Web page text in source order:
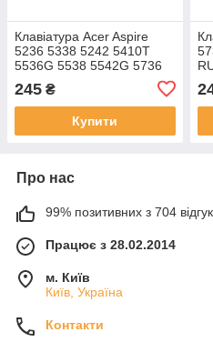
Клавіатура Acer Aspire
5236 5338 5242 5410T
5536G 5538 5542G 5736
Черная RUUS
245 ₴
Купити
Про нас
99% позитивних з 704
Працює з 28.02.2014
м. Київ
Київ, Україна
Контакти